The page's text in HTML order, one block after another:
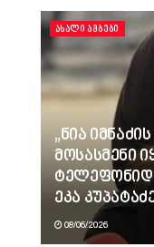
ᲐᲮᲐᲚᲘ ᲐᲛᲑᲔᲑᲘ
„ნია
მოსასმენი
ეკა
08/06/2026